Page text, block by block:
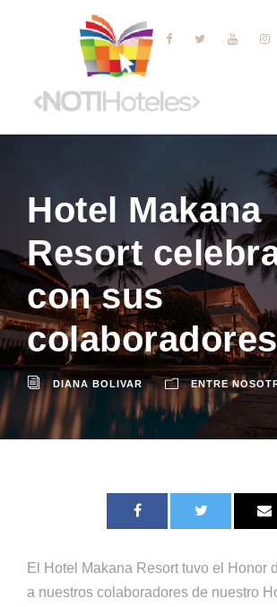
Hotel Makana
Resort
con sus
colaboradores
DIANA BOLIVAR ENTRE
El Hotel Makana Resort tuvo el Honor
a nuestros colaboradores de nuestro